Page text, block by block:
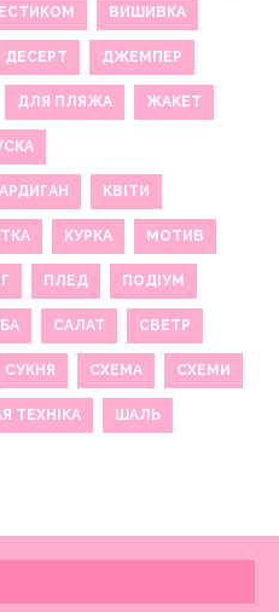
ВИШИВКА
ДЕСЕРТ ДЖЕМПЕР
ДЛЯ ПЛЯЖА ЖАКЕТ
КВІТИ
КУРКА МОТИВ
ПЛЕД ПОДІУМ
САЛАТ СВЕТР
СУКНЯ СХЕМА СХЕМИ
ТЕХНІКА ШАЛЬ